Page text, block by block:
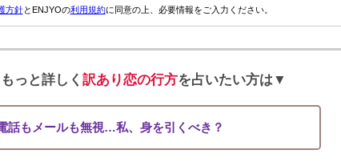
方針とENJYOの利用規約に同意の上、必要情報をご入力ください。
っと詳しく訳あり恋の行方を占いたい方は▼
話もメールも無視…私、身を引くべき？